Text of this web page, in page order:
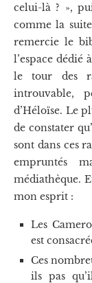
celui-là ? »,
comme la
remercie le
l’espace dédié
le tour des
introuvable,
d’Héloïse. Le
de constater
sont dans ces
empruntés
médiathèque.
mon esprit :
Les
est
Ces
ils pas